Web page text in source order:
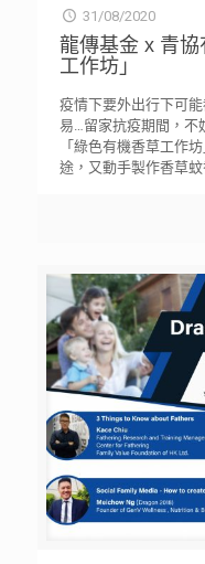
31/08/2020
龍傳基金 x 青
工作坊」
疫情下要外出行下可
易…留家抗疫期間，不
「綠色有機香草工作
途，又動手製作香草